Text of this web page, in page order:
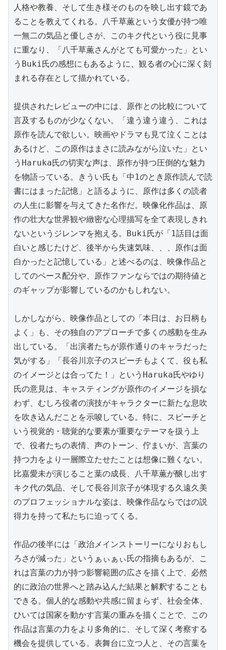
人格や教養、そして生き様そのものを映し出す鏡であ
ることを教えてくれる。八千草薫という女優が持つ唯
一無二の気品と優しさが、このキク代という役に見事
に重なり、「八千草薫さんがとても可愛かった」とい
うBuki氏の感想にもあるように、観る者の心に深く刻
まれる存在として描かれている。
提供されたレビューの中には、原作との比較について
言及するものが少なくない。「違う違う違う、これは
原作を読んで欲しい。映画やドラマも見て泣くことは
あるけど、この原作はまさに読みながら泣いた」とい
うHaruka氏の切実な声は、原作が持つ圧倒的な魅力
を物語っている。きうい氏も「中1のとき原作読んで読
書にはまった記憶」と語るように、原作は多くの読者
の人生に影響を与えてきた名作だ。映像化作品は、原
作の壮大な世界観や緻密な心理描写を全て表現しきれ
ないというジレンマを抱える。Buki氏が「1話目は面
白いと感じたけど、後半から失速気味、、、原作は面
白かったと記憶している」と述べるのは、映像作品と
してのペース配分や、原作ファンならではの期待値と
のギャップが影響しているのかもしれない。
しかしながら、映像作品としての「本日は、お日柄も
よく」も、その独自のアプローチで多くの感動を生み
出している。「出演者たちが原作通りのキャラだった
気がする」「長谷川京子のスピーチもよくて、役も私
のイメージとは合ってた！」というHaruka氏やゆり
氏の意見は、キャスティングが原作のイメージを損な
わず、むしろ役者の演技がキャラクターに新たな息吹
を吹き込んだことを示唆している。特に、スピーチと
いう視覚的・聴覚的な要素が重要なテーマを扱う上
で、役者たちの表情、声のトーン、佇まいが、言葉の
持つ力をより一層際立たせたことは想像に難くない。
比嘉愛未が演じること葉の成長、八千草薫が醸し出す
キク代の気品、そして長谷川京子が体現する久遠久美
のプロフェッショナルな姿は、映像作品ならではの説
得力を持って私たちに迫ってくる。
作品の後半には「政治メインストーリーになりおもし
ろさが減った」というぁぃぁぃ氏の指摘もあるが、こ
れは言葉の力が持つ影響範囲の広さを描く上で、必然
的に政治の世界へと踏み込んだ結果と解釈することも
できる。個人的な感動や共感に留まらず、社会全体、
ひいては国家を動かす言葉の重みを描くことで、この
作品は言葉の力をより多角的に、そして深く考察する
機会を提供している。表舞台に立つ人と、その言葉を